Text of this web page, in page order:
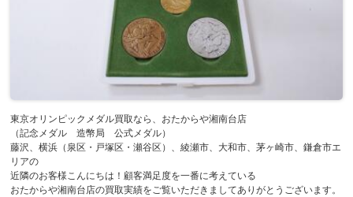
東京オリンピックメダル買取なら、おたからや湘南台店
（記念メダル 造幣局 公式メダル）
藤沢、横浜（泉区・戸塚区・瀬谷区）、綾瀬市、大和市、茅ヶ崎市、鎌倉市エ
リアの
近隣のお客様こんにちは！顧客満足度を一番に考えている
おたからや湘南台店の買取実績をご覧いただきましてありがとうございます。